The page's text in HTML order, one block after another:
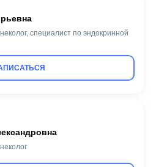
специалист по эндокринной